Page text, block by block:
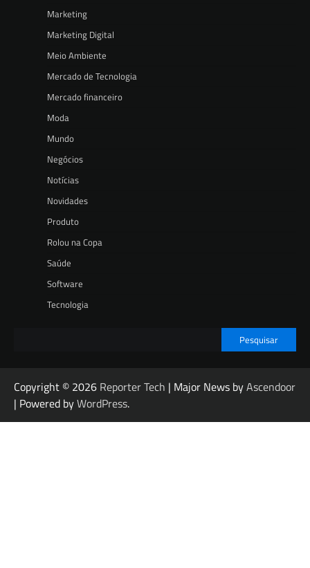
Marketing
Marketing Digital
Meio Ambiente
Mercado de Tecnologia
Mercado financeiro
Moda
Mundo
Negócios
Notícias
Novidades
Produto
Rolou na Copa
Saúde
Software
Tecnologia
Pesquisar
Copyright © 2026 Reporter Tech | Major News byAscendoor
| Powered byWordPress.